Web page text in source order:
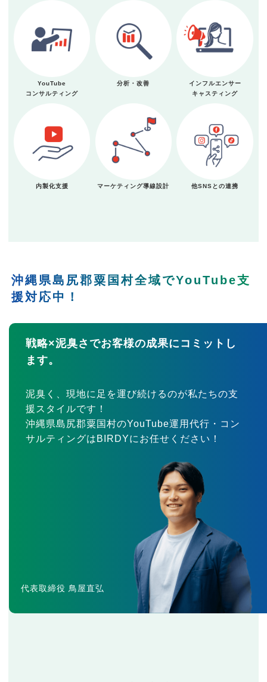
YouTube
コンサルティング
分析・改善
インフルエンサー
キャスティング
内製化支援 マーケティング導線設計 他SNSとの連携
沖縄県島尻郡粟国村全域でYouTube支
援対応中！
戦略×泥臭さでお客様の成果にコミットし
ます。
泥臭く、現地に足を運び続けるのが私たちの支
援スタイルです！
沖縄県島尻郡粟国村のYouTube運用代行・コン
サルティングはBIRDYにお任せください！
代表取締役 鳥屋直弘